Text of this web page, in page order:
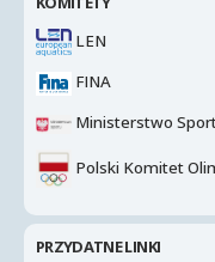
LEN
FINA
Ministerstwo
Polski Komitet
PRZYDATNE LINKI